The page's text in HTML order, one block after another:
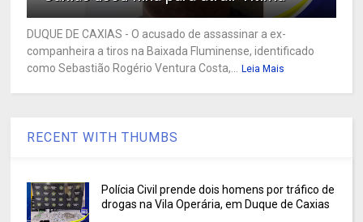
DUQUE DE CAXIAS - O acusado de assassinar a ex-
companheira a tiros na Baixada Fluminense, identificado
como Sebastião Rogério Ventura Costa,...
Leia Mais
RECENT WITH THUMBS
Polícia Civil prende dois homens por tráfico de
drogas na Vila Operária, em Duque de Caxias